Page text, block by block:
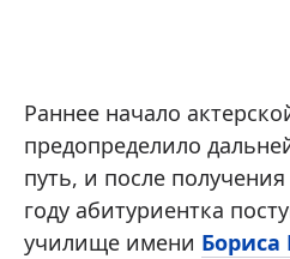
Раннее начало
предопределило
путь, и после получения
году абитуриентка
училище имени